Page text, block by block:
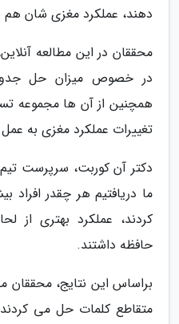
دهند، عملکرد مغزی شان هم
محققان در این مطالعه
در خصوص میزان حل
همچنین از آن ها مجموعه
تغییرات عملکرد مغزی به
دکتر آن کوربت، سرپرست
ما دریافتیم هر چقدر
کردند، عملکرد بهتری از
حافظه داشتند.
براساس این نتایج، محققان
متقاطع کلمات حل می